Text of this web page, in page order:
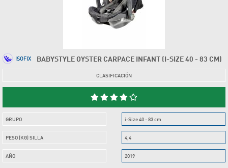
BABYSTYLE OYSTER CARPACE INFANT (I-SIZE 40 - 83 CM)
ISOFIX
CLASIFICACIÓN
GRUPO
PESO (KG) SILLA
AÑO
i-Size 40 - 83 cm
4,4
2019